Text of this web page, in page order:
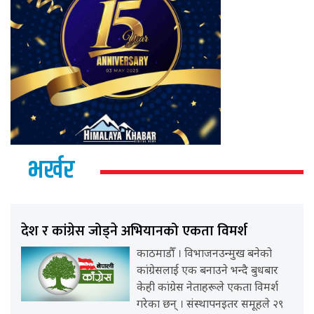
भर्खर
देश र कांग्रेस जोड्ने अभियानको एकता विमर्श
काठमाडौँ । विभाजनउन्मुख बनेको
कांग्रेसलाई एक बनाउने भन्दै बुधबार
केही कांग्रेस नेताहरूले एकता विमर्श
गरेका छन् । संस्थापनइतर समूहले २९